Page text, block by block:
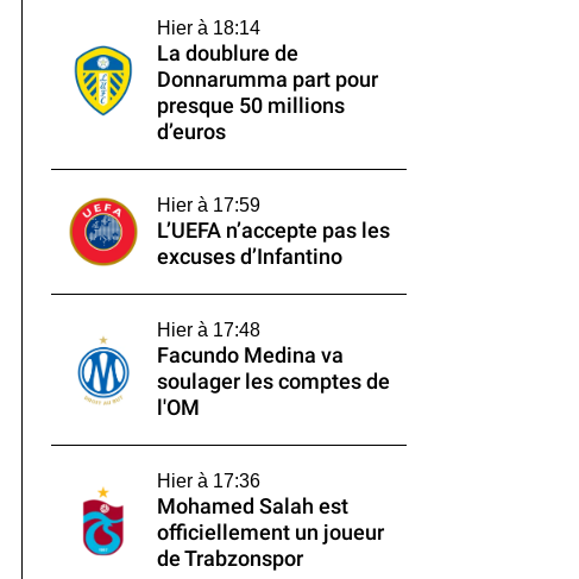
Hier à 18:14
La doublure de
Donnarumma part pour
presque 50 millions
d’euros
Hier à 17:59
L’UEFA n’accepte pas les
excuses d’Infantino
Hier à 17:48
Facundo Medina va
soulager les comptes de
l'OM
Hier à 17:36
Mohamed Salah est
officiellement un joueur
de Trabzonspor